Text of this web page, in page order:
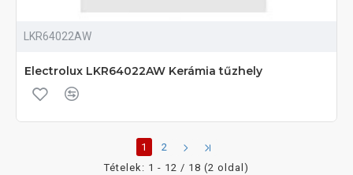
LKR64022AW
Electrolux LKR64022AW Kerámia tűzhely
1
2
Tételek: 1 - 12 / 18 (2 oldal)